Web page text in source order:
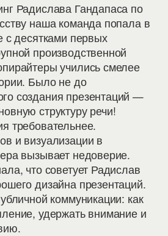
Радислава Гандапаса по
наша команда попала в
с десятками первых
производственной
учились смелее
Было не до
создания презентаций —
структуру речи!
требовательнее.
и визуализации в
вызывает недоверие.
что советует Радислав
дизайна презентаций.
коммуникации: как
удержать внимание и